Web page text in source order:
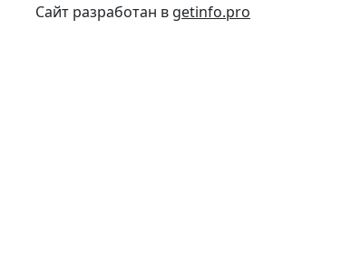
Сайт разработан в getinfo.pro